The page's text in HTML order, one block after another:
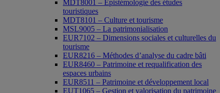
MDT8001 – Épistémologie des études
touristiques
MDT8101 – Culture et tourisme
MSL9005 – La patrimonialisation
EUR7102 – Dimensions sociales et culturelles du
tourisme
EUR8216 – Méthodes d’analyse du cadre bâti
EUR8460 – Patrimoine et requalification des
espaces urbains
EUR8511 – Patrimoine et développement local
EUT1065 – Gestion et valorisation du patrimoine